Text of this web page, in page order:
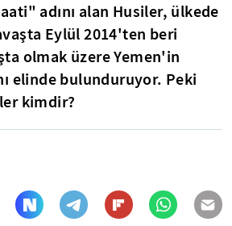
adını alan Husiler, ülkede
Eylül 2014'ten beri
olmak üzere Yemen'in
elinde bulunduruyor. Peki
kimdir?